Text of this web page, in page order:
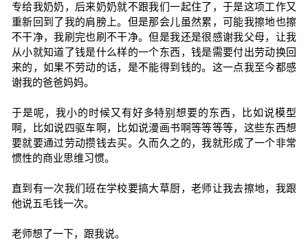
专给我奶奶，后来奶奶就不跟我们一起住了，于是这项工作又
重新回到了我的肩膀上。但是那会儿虽然累，可能我擦地也擦
不干净，我刷完也刷不干净。但是我还是很感谢我父母，让我
从小就知道了钱是什么样的一个东西，钱是需要付出劳动换回
来的，如果不劳动的话，是不能得到钱的。这一点我至今都感
谢我的爸爸妈妈。
于是呢，我小的时候又有好多特别想要的东西，比如说模型
啊，比如说四驱车啊，比如说漫画书啊等等等等，这些东西想
要就要通过劳动攒钱去买。久而久之的，我就形成了一个非常
惯性的商业思维习惯。
直到有一次我们班在学校要搞大草厨，老师让我去擦地，我跟
他说五毛钱一次。
老师想了一下，跟我说。